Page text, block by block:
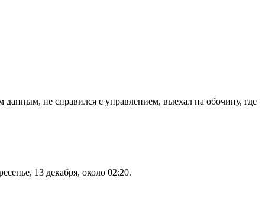
данным, не справился с управлением, выехал на обочину, где
13 декабря, около 02:20.